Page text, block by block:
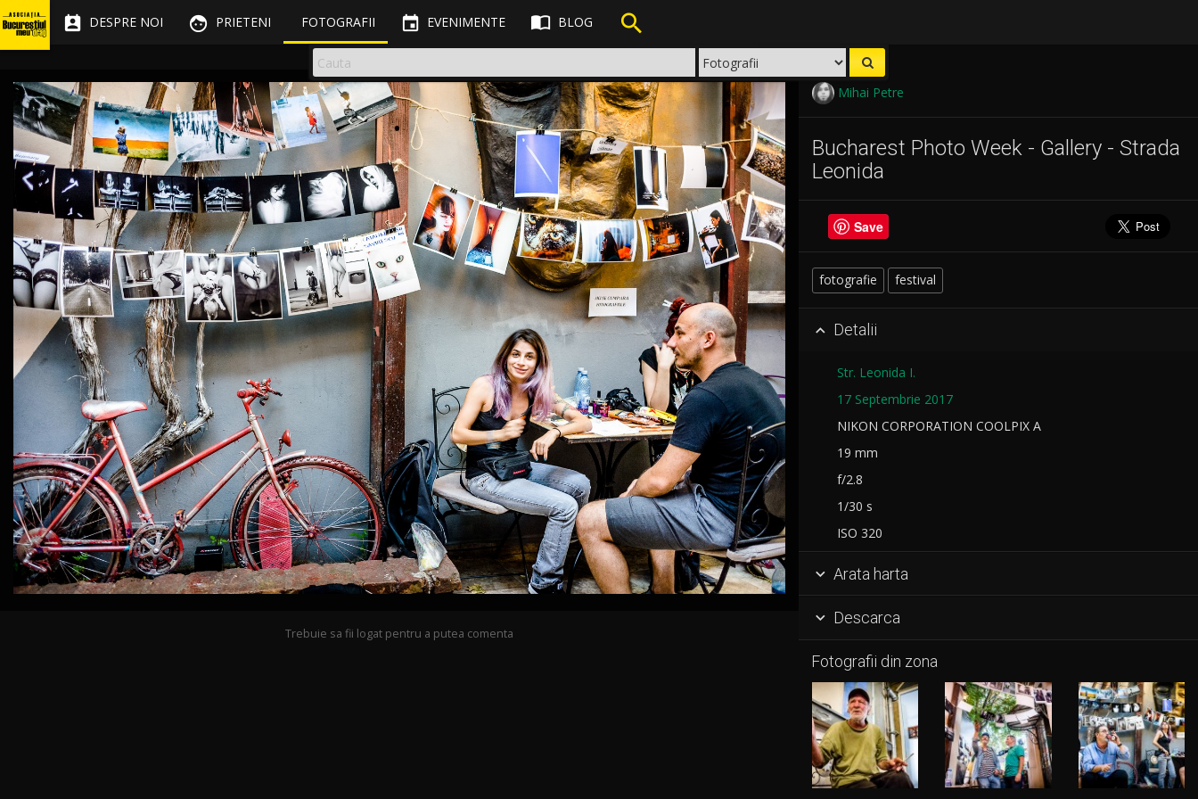
 DESPRE NOI  PRIETENI FOTOGRAFII  EVENIMENTE  BLOG 
Mihai Petre
Bucharest Photo Week - Gallery - Strada
Leonida
Save
fotografie festival
 Detalii
Str. Leonida I.
17 Septembrie 2017
NIKON CORPORATION COOLPIX A
19 mm
f/2.8
1/30 s
ISO 320
 Arata harta
 Descarca
Fotografii din zona
Trebuie sa fii logat pentru a putea comenta